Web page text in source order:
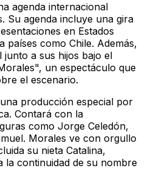
agenda internacional
Su agenda incluye una gira
en Estados
países como Chile. Además,
a sus hijos bajo el
un espectáculo que
el escenario.
producción especial por
Contará con la
como Jorge Celedón,
Morales ve con orgullo
su nieta Catalina,
continuidad de su nombre